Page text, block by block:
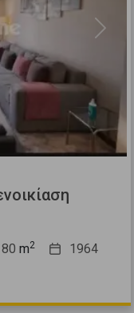
Next
80 m2 1964